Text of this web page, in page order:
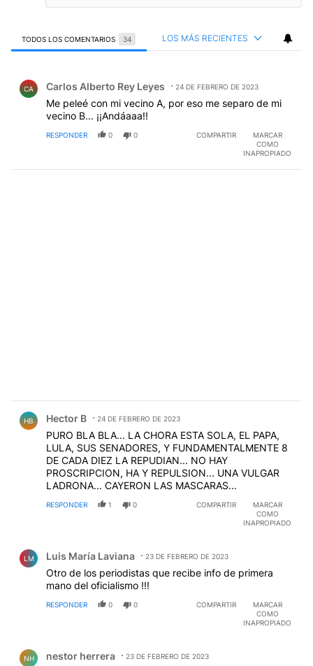
TODOS LOS COMENTARIOS 34 LOS MÁS RECIENTES
CA Carlos Alberto Rey Leyes 24 DE FEBRERO DE 2023
Me peleé con mi vecino A, por eso me separo de mi
vecino B... ¡¡Andáaaa!!
RESPONDER 0 0 COMPARTIR
MARCAR
COMO
INAPROPIADO
HB Hector B 24 DE FEBRERO DE 2023
PURO BLA BLA... LA CHORA ESTA SOLA, EL PAPA,
LULA, SUS SENADORES, Y FUNDAMENTALMENTE 8
DE CADA DIEZ LA REPUDIAN... NO HAY
PROSCRIPCION, HA Y REPULSION... UNA VULGAR
LADRONA... CAYERON LAS MASCARAS...
RESPONDER 1 0 COMPARTIR
MARCAR
COMO
INAPROPIADO
LM Luis María Laviana 23 DE FEBRERO DE 2023
Otro de los periodistas que recibe info de primera
mano del oficialismo !!!
RESPONDER 0 0 COMPARTIR
MARCAR
COMO
INAPROPIADO
NH nestor herrera 23 DE FEBRERO DE 2023